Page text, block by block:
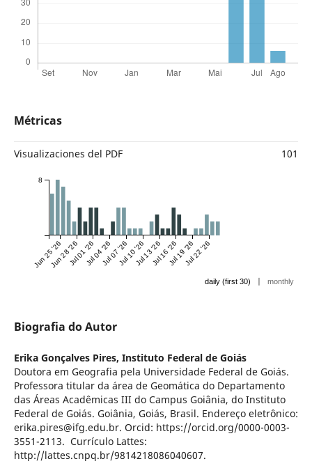
Métricas
Visualizaciones del PDF 101
Jun 25 '26Jun 28 '26Jul 01 '26Jul 04 '26Jul 07 '26Jul 10 '26Jul 13 '26Jul 16 '26Jul 19 '26Jul 22 '26
8
daily (first 30) | monthly
Biografia do Autor
Erika Gonçalves Pires, Instituto Federal de Goiás
Doutora em Geografia pela Universidade Federal de Goiás.
Professora titular da área de Geomática do Departamento
das Áreas Acadêmicas III do Campus Goiânia, do Instituto
Federal de Goiás. Goiânia, Goiás, Brasil. Endereço eletrônico:
erika.pires@ifg.edu.br. Orcid: https://orcid.org/0000-0003-
3551-2113. Currículo Lattes:
http://lattes.cnpq.br/9814218086040607.